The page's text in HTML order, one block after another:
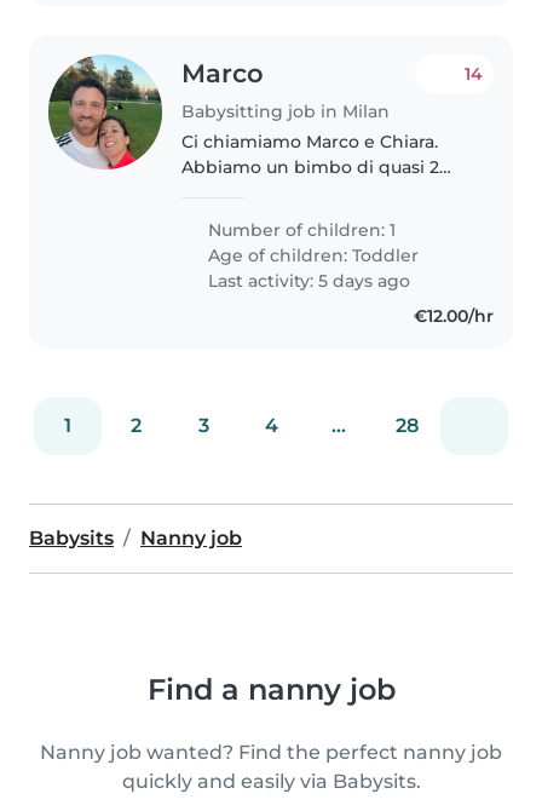
Marco
Babysitting job in Milan
14
Ci chiamiamo Marco e Chiara.
Abbiamo un bimbo di quasi 2
babysiter fissa per mezza
giornata o anche occasionale
durante il giorno per quando
capita che non..
Number of children: 1
Age of children:Toddler
Last activity: 5 days ago
€12.00/hr
1 2 3 4 ... 28
Babysits Nanny job
Find a nanny job
Nanny job wanted? Find the perfect nanny job
quickly and easily via Babysits.